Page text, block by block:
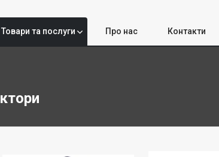
Товари та послуги Про нас Контакти